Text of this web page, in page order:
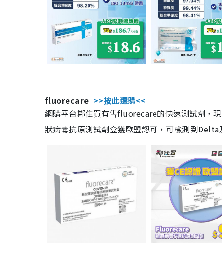
fluorecare >>按此選購<<
網購平台鄰住買有售fluorecare的快速測試劑，
狀病毒抗原測試劑盒獲歐盟認可，可檢測到